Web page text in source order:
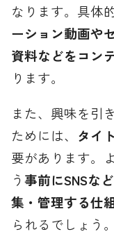
なります。具体
ーション動画や
資料などをコン
ります。
また、興味を引
ためには、 タイ
要があります。
う事前にSNSな
集・管理する仕
られるでしょう